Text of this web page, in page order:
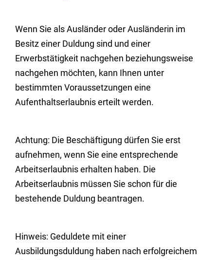
Wenn Sie als Ausländer oder Ausländerin im
Besitz einer Duldung sind und einer
Erwerbstätigkeit nachgehen beziehungsweise
nachgehen möchten, kann Ihnen unter
bestimmten Voraussetzungen eine
Aufenthaltserlaubnis erteilt werden.
Achtung: Die Beschäftigung dürfen Sie erst
aufnehmen, wenn Sie eine entsprechende
Arbeitserlaubnis erhalten haben. Die
Arbeitserlaubnis müssen Sie schon für die
bestehende Duldung beantragen.
Hinweis: Geduldete mit einer
Ausbildungsduldung haben nach erfolgreichem